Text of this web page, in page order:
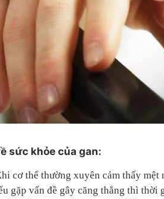
sức khỏe của gan:
cơ thể thường xuyên cảm thấy mệt
gặp vấn đề gây căng thẳng thì thời